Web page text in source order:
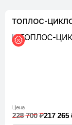
ТОПЛОС-
Цена
228 700 ₽217 265